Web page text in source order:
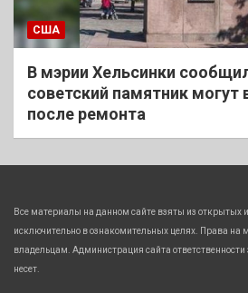
США
В мэрии Хельсинки
советский памятник могут
после ремонта
Все материалы на данном сайте взяты из открытых
исключительно в ознакомительных целях. Права на
владельцам. Администрация сайта
несет.